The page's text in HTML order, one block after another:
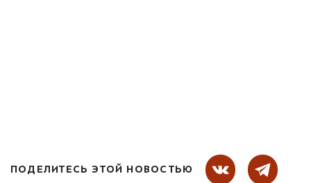
ПОДЕЛИТЕСЬ ЭТОЙ НОВОСТЬЮ